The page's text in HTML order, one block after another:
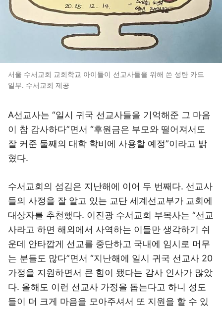
서울 수서교회 교회학교 아이들이 선교사들을 위해 쓴 성탄 카드
일부. 수서교회 제공
A선교사는 “일시 귀국 선교사들을 기억해준 그 마음
이 참 감사하다”면서 “후원금은 부모와 떨어져서도
잘 커준 둘째의 대학 학비에 사용할 예정”이라고 밝
혔다.
수서교회의 섬김은 지난해에 이어 두 번째다. 선교사
들의 사정을 잘 알고 있는 교단 세계선교부가 교회에
대상자를 추천했다. 이진광 수서교회 부목사는 “선교
사라고 하면 해외에서 사역하는 이들만 생각하기 쉬
운데 안타깝게 선교를 중단하고 국내에 임시로 머무
는 분들도 많다”면서 “지난해에 일시 귀국 선교사 20
가정을 지원하면서 큰 힘이 됐다는 감사 인사가 많았
다. 올해도 이런 선교사 가정을 돕는다고 하니 성도
들이 더 크게 마음을 모아주셔서 또 지원을 할 수 있